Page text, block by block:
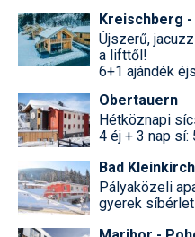
Kreischberg -
Újszerű,
a lifttől!
6+1 ajándék
Obertauern
Hétköznapi
4 éj + 3 nap
Bad
Pályaközeli
gyerek